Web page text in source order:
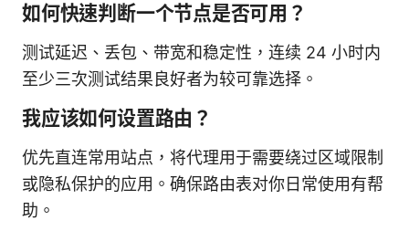
如何快速判断一个节点是否可用？
测试延迟、丢包、带宽和稳定性，连续 24 小时内
至少三次测试结果良好者为较可靠选择。
我应该如何设置路由？
优先直连常用站点，将代理用于需要绕过区域限制
或隐私保护的应用。确保路由表对你日常使用有帮
助。